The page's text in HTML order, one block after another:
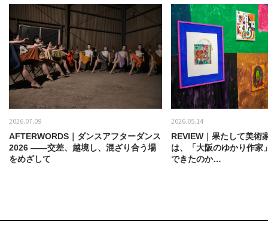
2026.07.09
AFTERWORDS｜ダンスアフターダンス
2026 ——交差、越境し、混ざり合う場
をめざして
2026.05.14
REVIEW｜果たして美術
は、「大阪のゆかり作家
できたのか…